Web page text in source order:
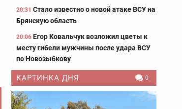
20:31 Стало известно о новой атаке ВСУ на
Брянскую область
20:06 Егор Ковальчук возложил цветы к
месту гибели мужчины после удара ВСУ
по Новозыбкову
КАРТИНКА ДНЯ 0